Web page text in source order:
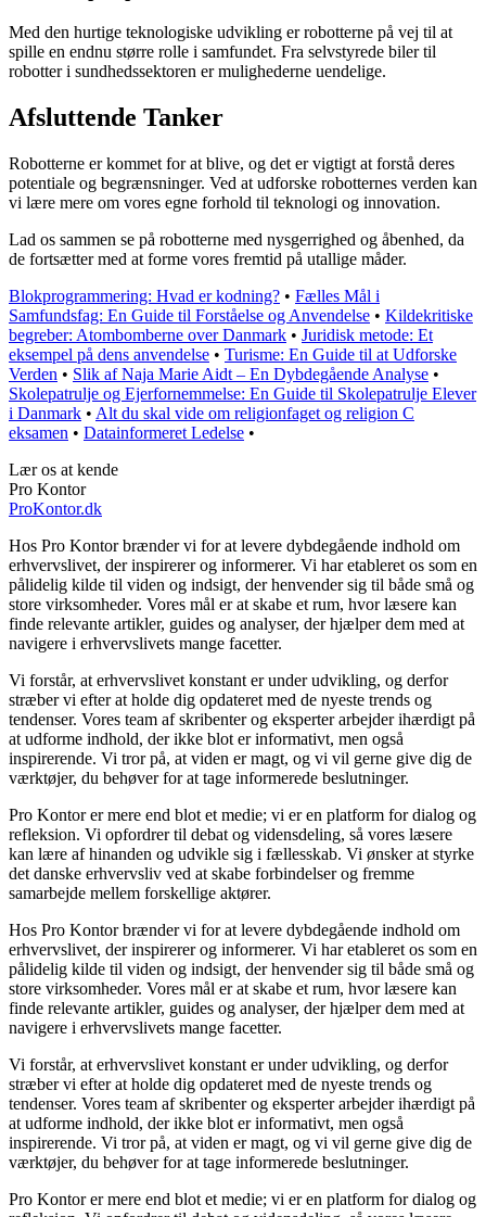
Med den hurtige teknologiske udvikling er robotterne på vej til at
spille en endnu større rolle i samfundet. Fra selvstyrede biler til
robotter i sundhedssektoren er mulighederne uendelige.
Afsluttende Tanker
Robotterne er kommet for at blive, og det er vigtigt at forstå deres
potentiale og begrænsninger. Ved at udforske robotternes verden kan
vi lære mere om vores egne forhold til teknologi og innovation.
Lad os sammen se på robotterne med nysgerrighed og åbenhed, da
de fortsætter med at forme vores fremtid på utallige måder.
Blokprogrammering: Hvad er kodning? • Fælles Mål i
Samfundsfag: En Guide til Forståelse og Anvendelse • Kildekritiske
begreber: Atombomberne over Danmark • Juridisk metode: Et
eksempel på dens anvendelse • Turisme: En Guide til at Udforske
Verden • Slik af Naja Marie Aidt – En Dybdegående Analyse •
Skolepatrulje og Ejerfornemmelse: En Guide til Skolepatrulje Elever
i Danmark • Alt du skal vide om religionfaget og religion C
eksamen • Datainformeret Ledelse •
Lær os at kende
Pro Kontor
ProKontor.dk
Hos Pro Kontor brænder vi for at levere dybdegående indhold om
erhvervslivet, der inspirerer og informerer. Vi har etableret os som en
pålidelig kilde til viden og indsigt, der henvender sig til både små og
store virksomheder. Vores mål er at skabe et rum, hvor læsere kan
finde relevante artikler, guides og analyser, der hjælper dem med at
navigere i erhvervslivets mange facetter.
Vi forstår, at erhvervslivet konstant er under udvikling, og derfor
stræber vi efter at holde dig opdateret med de nyeste trends og
tendenser. Vores team af skribenter og eksperter arbejder ihærdigt på
at udforme indhold, der ikke blot er informativt, men også
inspirerende. Vi tror på, at viden er magt, og vi vil gerne give dig de
værktøjer, du behøver for at tage informerede beslutninger.
Pro Kontor er mere end blot et medie; vi er en platform for dialog og
refleksion. Vi opfordrer til debat og vidensdeling, så vores læsere
kan lære af hinanden og udvikle sig i fællesskab. Vi ønsker at styrke
det danske erhvervsliv ved at skabe forbindelser og fremme
samarbejde mellem forskellige aktører.
Hos Pro Kontor brænder vi for at levere dybdegående indhold om
erhvervslivet, der inspirerer og informerer. Vi har etableret os som en
pålidelig kilde til viden og indsigt, der henvender sig til både små og
store virksomheder. Vores mål er at skabe et rum, hvor læsere kan
finde relevante artikler, guides og analyser, der hjælper dem med at
navigere i erhvervslivets mange facetter.
Vi forstår, at erhvervslivet konstant er under udvikling, og derfor
stræber vi efter at holde dig opdateret med de nyeste trends og
tendenser. Vores team af skribenter og eksperter arbejder ihærdigt på
at udforme indhold, der ikke blot er informativt, men også
inspirerende. Vi tror på, at viden er magt, og vi vil gerne give dig de
værktøjer, du behøver for at tage informerede beslutninger.
Pro Kontor er mere end blot et medie; vi er en platform for dialog og